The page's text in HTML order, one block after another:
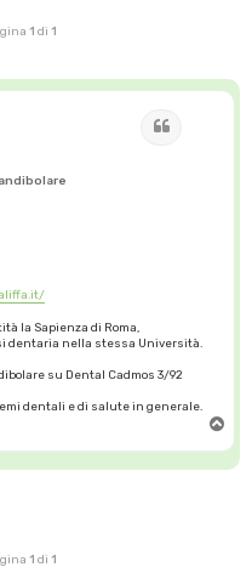
1 di 1
la Sapienza di Roma,
dentaria nella stessa Università.
su Dental Cadmos 3/92
dentali e di salute in generale.
p
1 di 1